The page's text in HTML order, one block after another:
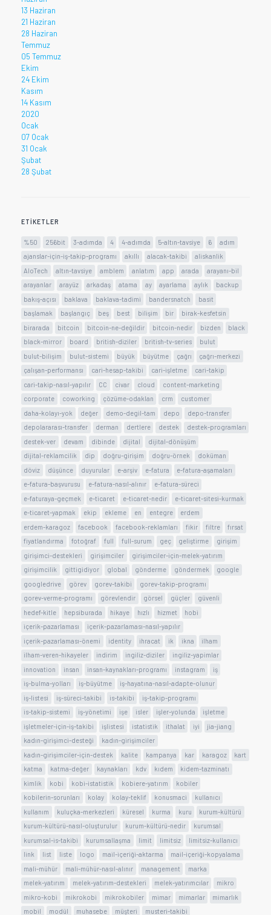
13 Haziran
21 Haziran
28 Haziran
Temmuz
05 Temmuz
Ekim
24 Ekim
Kasım
14 Kasım
2020
Ocak
07 Ocak
31 Ocak
Şubat
28 Şubat
ETIKETLER
%50 256bit 3-adımda 4 4-adımda 5-altın-tavsiye 6
adım
ajanslar-için-iş-takip-programı
akıllı alacak-takibi
aliskanlik
AloTech
altın-tavsiye amblem anlatım app arada
arayanı-bil
arayanlar
arayüz arkadaş atama ay ayarlama aylık
backup
bakış-açısı
baklava baklava-tadimi bandersnatch
basit
başlamak
başlangıç beş best bilişim bir
birak-kesfetsin
birarada
bitcoin bitcoin-ne-değildir bitcoin-nedir bizden
black
black-mirror
board british-diziler british-tv-series
bulut
bulut-bilişim
bulut-sistemi büyük büyütme çağrı
çağrı-merkezi
çalışan-performansı
cari-hesap-takibi cari-işletme
cari-takip
cari-takip-nasıl-yapılır
CC civar cloud
content-marketing
corporate
coworking çözüme-odaklan crm
customer
daha-kolayı-yok
değer demo-degil-tam depo
depo-transfer
depolararası-transfer
derman dertlere destek
destek-programları
destek-ver
devam dibinde dijital
dijital-dönüşüm
dijital-reklamcilik
dip doğru-girişim doğru-örnek
doküman
döviz
düşünce duyurular e-arşiv e-fatura
e-fatura-aşamaları
e-fatura-başvurusu
e-fatura-nasıl-alınır
e-fatura-süreci
e-faturaya-geçmek
e-ticaret e-ticaret-nedir
e-ticaret-sitesi-kurmak
e-ticaret-yapmak
ekip ekleme en entegre
erdem
erdem-karagoz
facebook facebook-reklamları fikir filtre
fırsat
fiyatlandırma
fotoğraf full full-surum geç geliştirme
girişim
girişimci-destekleri
girişimciler
girişimciler-için-melek-yatırım
girişimcilik
gittigidiyor global gönderme göndermek
google
googledrive
görev gorev-takibi
gorev-takip-programı
gorev-verme-programı
görevlendir görsel güçler
güvenli
hedef-kitle
hepsiburada hikaye hızlı hizmet
hobi
içerik-pazarlaması
içerik-pazarlaması-nasıl-yapılır
içerik-pazarlaması-önemi
identity ihracat ik ikna
ilham
ilham-veren-hikayeler
indirim ingiliz-diziler
ingiliz-yapimlar
innovation
insan insan-kaynakları-programı instagram
iş
iş-bulma-yolları
iş-büyütme
iş-hayatına-nasıl-adapte-olunur
iş-listesi
iş-süreci-takibi is-takibi
iş-takip-programı
is-takip-sistemi
iş-yönetimi işe isler işler-yolunda
işletme
işletmeler-için-iş-takibi
işlistesi istatistik ithalat iyi
jia-jiang
kadın-girişimci-desteği
kadın-girişimciler
kadın-girişimciler-için-destek
kalite kampanya kar karagoz
kart
katma
katma-değer kaynakları kdv kıdem
kidem-tazminatı
kimlik
kobi kobi-istatistik kobiere-yatırım
kobiler
kobilerin-sorunları
kolay kolay-teklif konusmaci
kullanıcı
kullanım
kuluçka-merkezleri küresel kurma kuru
kurum-kültürü
kurum-kültürü-nasıl-oluşturulur
kurum-kültürü-nedir
kurumsal
kurumsal-is-takibi
kurumsallaşma limit limitsiz
limitsiz-kullanıcı
link
list liste logo mail-içeriği-aktarma
mail-içeriği-kopyalama
mali-mühür
mali-mühür-nasıl-alınır management
marka
melek-yatırım
melek-yatırım-destekleri melek-yatırımcılar
mikro
mikro-kobi
mikrokobi mikrokobiler mimar mimarlar
mimarlık
mobil
modül muhasebe müşteri
musteri-takibi